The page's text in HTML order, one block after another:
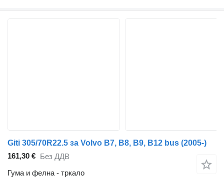
Giti 305/70R22.5 за Volvo B7, B8, B9, B12 bus (2005-)
161,30 € Без ДДВ
Гума и фелна - тркало